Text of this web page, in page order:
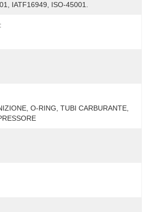
IATF16949, ISO-45001.
O-RING, TUBI CARBURANTE,